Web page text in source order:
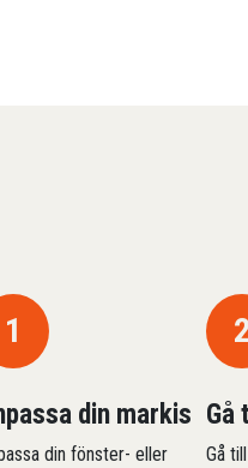
1
din markis
din fönster- eller
2
Gå
Gå